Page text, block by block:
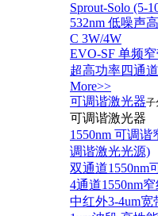
Sprout‐Solo (5-
532nm 低噪声
C 3W/4W
EVO-SF 单频
超高功率四通
More>>
可调谐激光器子
可调谐激光器
1550nm 可调
调谐激光光源)
双通道1550nm
4通道1550nm
中红外3-4um